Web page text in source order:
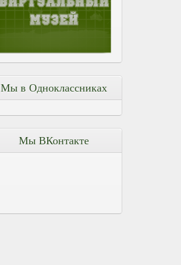
Мы в Одноклассниках
Мы ВКонтакте